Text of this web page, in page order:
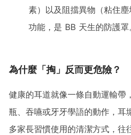
素）以及阻擋異物（粘住
功能，是 BB 天生的防護罩
為什麼「掏」反而更危險？
健康的耳道就像一條自動運輸帶
瓶、吞嚥或牙牙學語的動作，耳
多家長習慣使用的清潔方式，往